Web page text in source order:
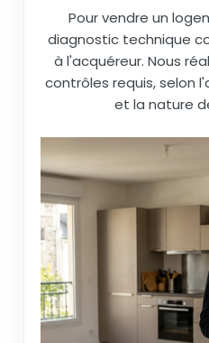
Pour vendre un
diagnostic technique
à l'acquéreur. Nous
contrôles requis, selon
et la nature